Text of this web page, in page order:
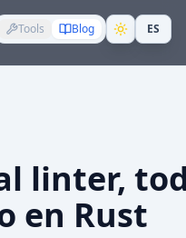
Tools Blog ES
linter,
en Rust